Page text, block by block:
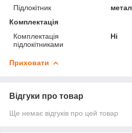
Підлокітник
метал
Комплектація
Комплектація
підлокітниками
Ні
Приховати
Відгуки про товар
Ще немає відгуків про цей товар